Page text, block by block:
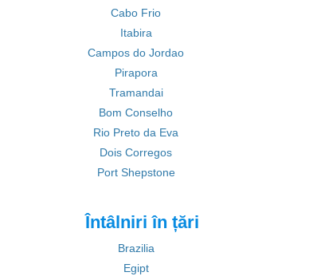
Cabo Frio
Itabira
Campos do Jordao
Pirapora
Tramandai
Bom Conselho
Rio Preto da Eva
Dois Corregos
Port Shepstone
Întâlniri în țări
Brazilia
Egipt